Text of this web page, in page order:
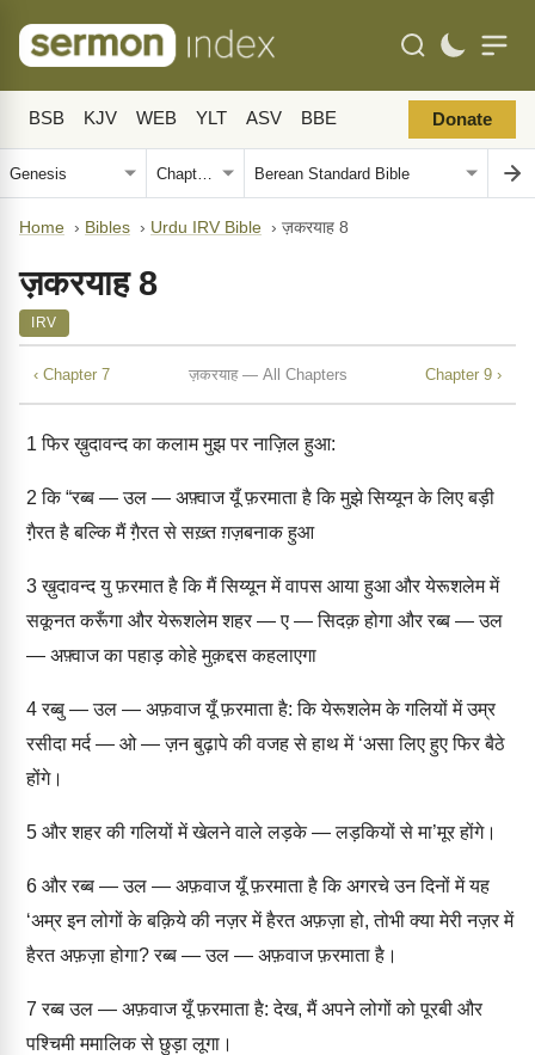
BSB KJV WEB YLT ASV BBE Donate
Home › Bibles › Urdu IRV Bible › ज़करयाह 8
ज़करयाह 8
IRV
‹ Chapter 7 ज़करयाह — All Chapters Chapter 9 ›
1 फिर ख़ुदावन्द का कलाम मुझ पर नाज़िल हुआ:
2 कि “रब्ब — उल — अफ़्वाज यूँ फ़रमाता है कि मुझे सिय्यून के लिए बड़ी
गै़रत है बल्कि मैं गै़रत से सख़्त ग़ज़बनाक हुआ
3ख़ुदावन्द यु फ़रमात है कि मैं सिय्यून में वापस आया हुआ और येरूशलेम में
सकूनत करूँगा और येरूशलेम शहर — ए — सिदक़ होगा और रब्ब — उल
— अफ़्वाज का पहाड़ कोहे मुक़द्दस कहलाएगा
4रब्बु — उल — अफ़वाज यूँ फ़रमाता है: कि येरूशलेम के गलियों में उम्र
रसीदा मर्द — ओ — ज़न बुढ़ापे की वजह से हाथ में ‘असा लिए हुए फिर बैठे
होंगे।
5 और शहर की गलियों में खेलने वाले लड़के — लड़कियों से मा’मूर होंगे।
6 और रब्ब — उल — अफ़वाज यूँ फ़रमाता है कि अगरचे उन दिनों में यह
‘अम्र इन लोगों के बक़िये की नज़र में हैरत अफ़ज़ा हो, तोभी क्या मेरी नज़र में
हैरत अफ़ज़ा होगा? रब्ब — उल — अफ़वाज फ़रमाता है।
7 रब्ब उल — अफ़वाज यूँ फ़रमाता है: देख, मैं अपने लोगों को पूरबी और
पश्चिमी ममालिक से छुड़ा लूगा।